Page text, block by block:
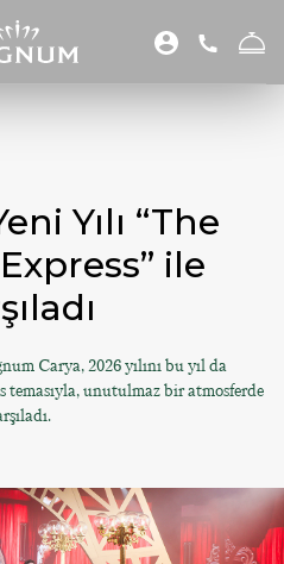
Yılı “The
ile
Carya, 2026 yılını bu yıl da
unutulmaz bir atmosferde